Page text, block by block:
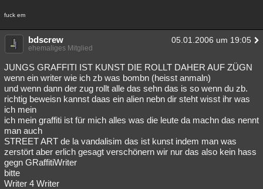
fuck em
bdscrew 05.01.2006 um 19:05
ehemaliges Mitglied
JUNGS GRAFFITI IST KUNST DIE ROLLT DAHER AUF ZÜGN
wenn ein writer wie ich zb was bombn (heisst anmaln)
und wenn dann der zug rollt alle das sehn das is so wenn du zb.
richtig beweisn kannst daas ein alien nebn dir steht wisst ihr was
ich mein
ich mein graffiti ist für mich alles was die leute da machn das nennt
man auch
STREET ART de la vandalisim das ist kunst indem man was
zerstört aber erlich gesagt verschönern wir nur das also kein hass
gegn GRaffitiWriter
bitte
Writer 4 Writer